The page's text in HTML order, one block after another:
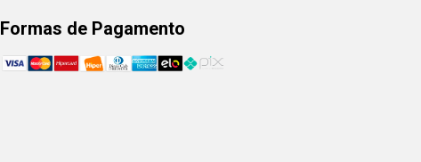
Formas de Pagamento